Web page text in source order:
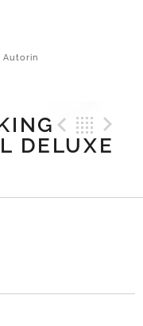
Autorin
DELUXE